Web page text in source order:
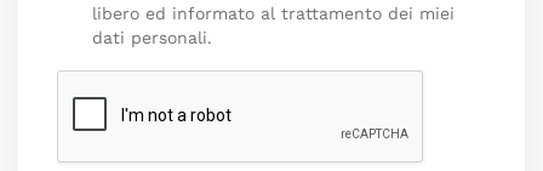
libero ed informato al trattamento dei miei
dati personali.